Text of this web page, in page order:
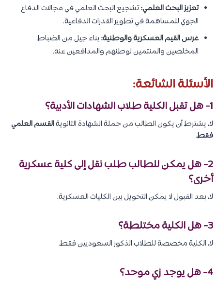
تعزيز البحث العلمي:تشجيع البحث العلمي في مجالات الدفاع
الجوي للمساهمة في تطوير القدرات الدفاعية.
غرس القيم العسكرية والوطنية: بناء جيل من الضباط
المخلصين والمنتمين لوطنهم والمدافعين عنه.
الأسئلة الشائعة:
1- هل تقبل الكلية طلاب الشهادات الأدبية؟
لا، يشترط أن يكون الطالب من حملة الشهادة الثانويةالقسم العلمي
فقط.
2- هل يمكن للطالب طلب نقل إلى كلية عسكرية
أخرى؟
لا، بعد القبول لا يمكن التحويل بين الكليات العسكرية.
3- هل الكلية مختلطة؟
لا، الكلية مخصصة للطلاب الذكور السعوديين فقط.
4- هل يوجد زي موحد؟